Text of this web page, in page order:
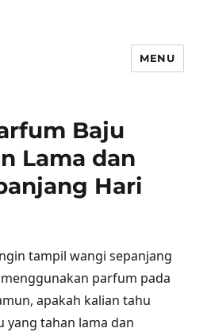
MENU
Baju
Lama dan
Hari
tampil wangi sepanjang
parfum pada
apakah kalian tahu
yang tahan lama dan